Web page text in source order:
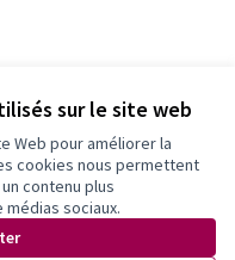
sur le site web
Web pour améliorer la
cookies nous permettent
contenu plus
sociaux.